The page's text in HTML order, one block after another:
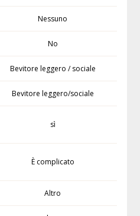
Nessuno
No
Bevitore leggero / sociale
Bevitore leggero/sociale
sì
È complicato
Altro